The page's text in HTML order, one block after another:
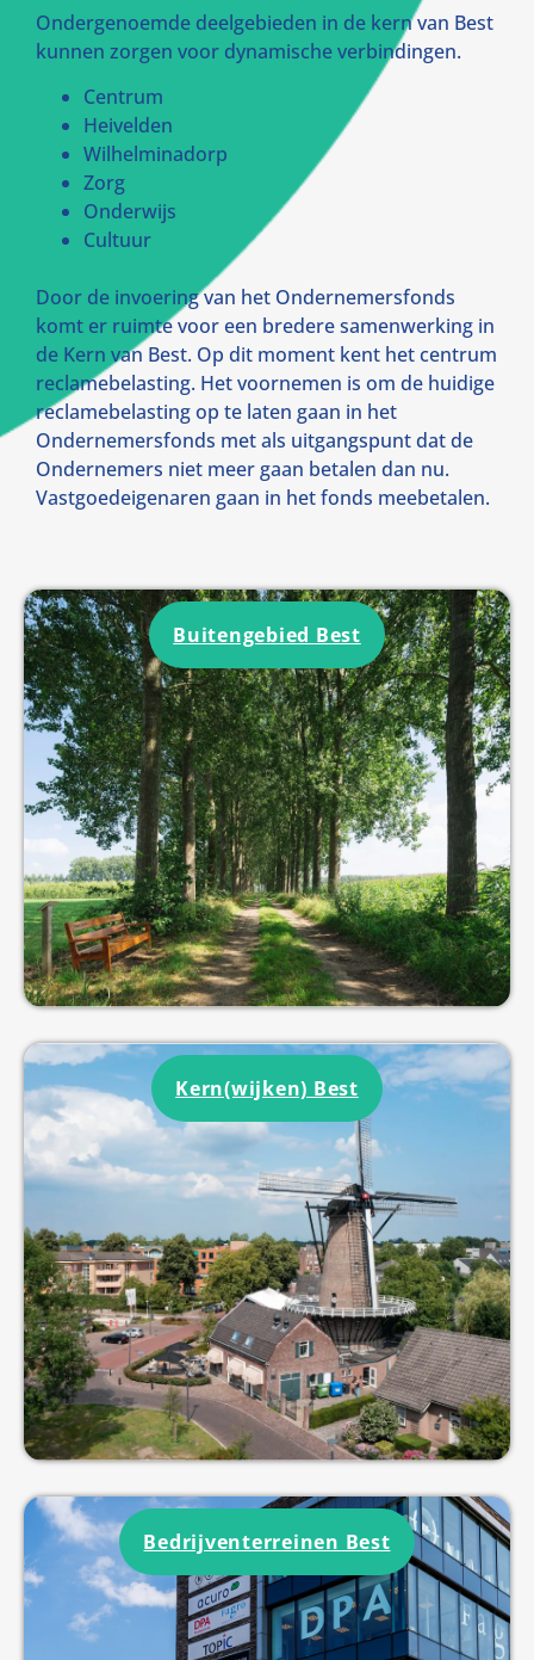
Ondergenoemde deelgebieden in de kern van Best
kunnen zorgen voor dynamische verbindingen.
Centrum
Heivelden
Wilhelminadorp
Zorg
Onderwijs
Cultuur
Door de invoering van het Ondernemersfonds
komt er ruimte voor een bredere samenwerking in
de Kern van Best. Op dit moment kent het centrum
reclamebelasting. Het voornemen is om de huidige
reclamebelasting op te laten gaan in het
Ondernemersfonds met als uitgangspunt dat de
Ondernemers niet meer gaan betalen dan nu.
Vastgoedeigenaren gaan in het fonds meebetalen.
Buitengebied Best
Kern(wijken) Best
Bedrijventerreinen Best